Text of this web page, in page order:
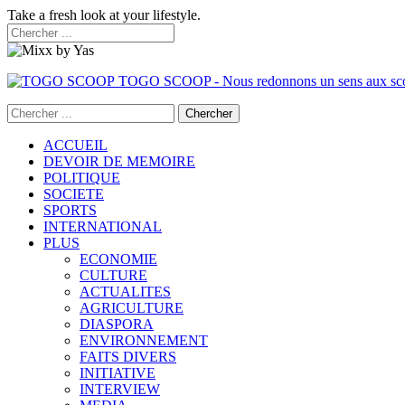
Take a fresh look at your lifestyle.
TOGO SCOOP - Nous redonnons un sens aux
ACCUEIL
DEVOIR DE MEMOIRE
POLITIQUE
SOCIETE
SPORTS
INTERNATIONAL
PLUS
ECONOMIE
CULTURE
ACTUALITES
AGRICULTURE
DIASPORA
ENVIRONNEMENT
FAITS DIVERS
INITIATIVE
INTERVIEW